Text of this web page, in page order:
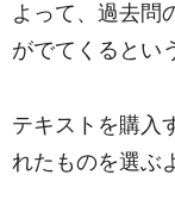
よって、過去問
がでてくるとい
テキストを購入
れたものを選ぶ